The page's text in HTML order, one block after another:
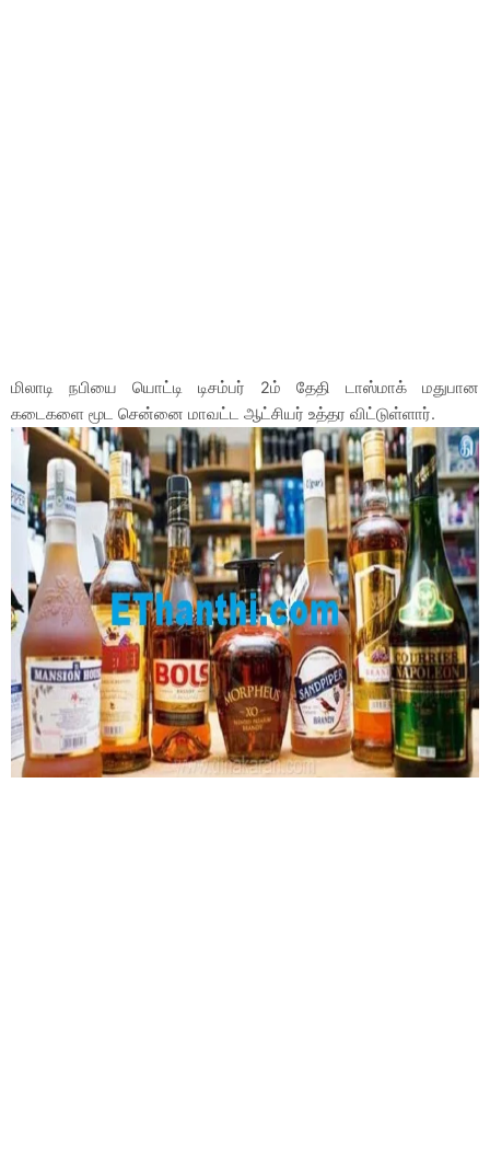
மிலாடி நபியை யொட்டி டிசம்பர் 2ம் தேதி டாஸ்மாக் மதுபான
கடைகளை மூட சென்னை மாவட்ட ஆட்சியர் உத்தர விட்டுள்ளார்.